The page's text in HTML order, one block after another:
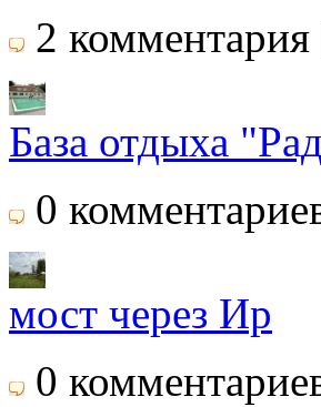
2
База отдыха
0
мост через Ир
0